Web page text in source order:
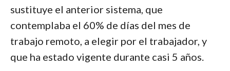
sustituye el anterior sistema, que
contemplaba el 60% de días del mes de
trabajo remoto, a elegir por el trabajador, y
que ha estado vigente durante casi 5 años.